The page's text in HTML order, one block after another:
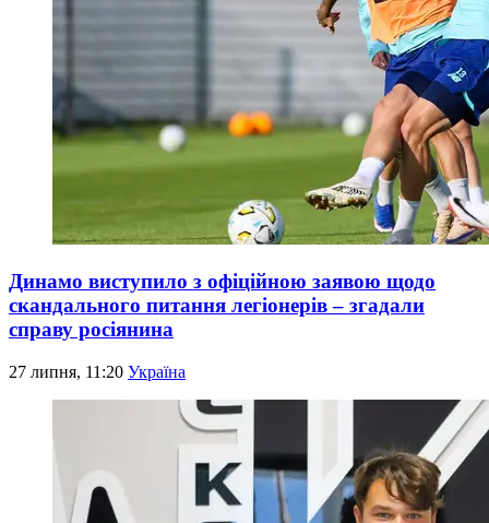
Динамо виступило з офіційною заявою щодо
скандального питання легіонерів – згадали
справу росіянина
27 липня, 11:20 Україна